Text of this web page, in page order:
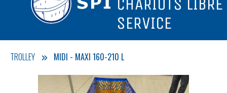
SERVICE
TROLLEY MIDI - MAXI 160-210 L